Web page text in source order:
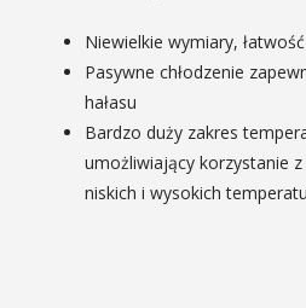
Niewielkie wymiary,
Pasywne chłodzenie
hałasu
Bardzo duży zakres
umożliwiający korzystanie
niskich i wysokich